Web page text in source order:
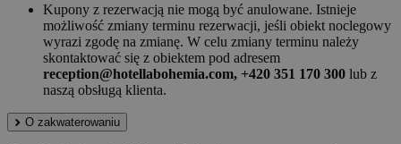
Kupony z rezerwacją nie mogą być anulowane. Istnieje
możliwość zmiany terminu rezerwacji, jeśli obiekt noclegowy
wyrazi zgodę na zmianę. W celu zmiany terminu należy
skontaktować się z obiektem pod adresem
reception@hotellabohemia.com, +420 351 170 300 lub z
naszą obsługą klienta.
O zakwaterowaniu